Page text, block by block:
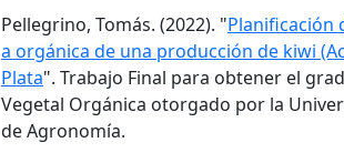
Pellegrino, Tomás. (2022). "Planificación
a orgánica de una producción de kiwi
Plata". Trabajo Final para obtener el
Vegetal Orgánica otorgado por la
de Agronomía.